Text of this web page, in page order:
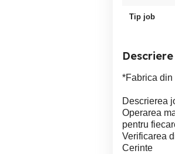
Tip job
Descriere
*Fabrica din
Descrierea
Operarea
pentru
Verificarea
Cerinte